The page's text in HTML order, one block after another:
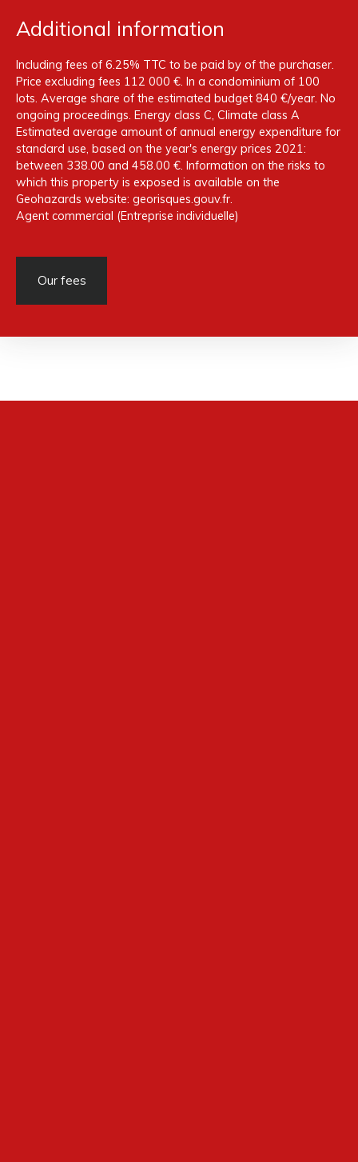
Additional information
Including fees of 6.25% TTC to be paid by of the purchaser.
Price excluding fees 112 000 €. In a condominium of 100
lots. Average share of the estimated budget 840 €/year. No
ongoing proceedings. Energy class C, Climate class A
Estimated average amount of annual energy expenditure for
standard use, based on the year's energy prices 2021:
between 338.00 and 458.00 €. Information on the risks to
which this property is exposed is available on the
Geohazards website: georisques.gouv.fr.
Agent commercial (Entreprise individuelle)
Our fees